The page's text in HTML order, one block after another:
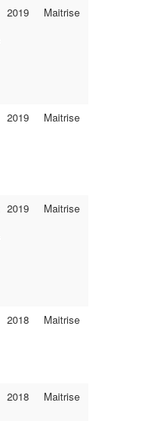
2019 Maitrise
2019 Maitrise
2019 Maitrise
2018 Maitrise
2018 Maitrise